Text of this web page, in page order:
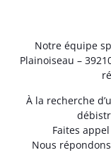
Notre équipe
Plainoiseau –
À la recherche
Faites
Nous